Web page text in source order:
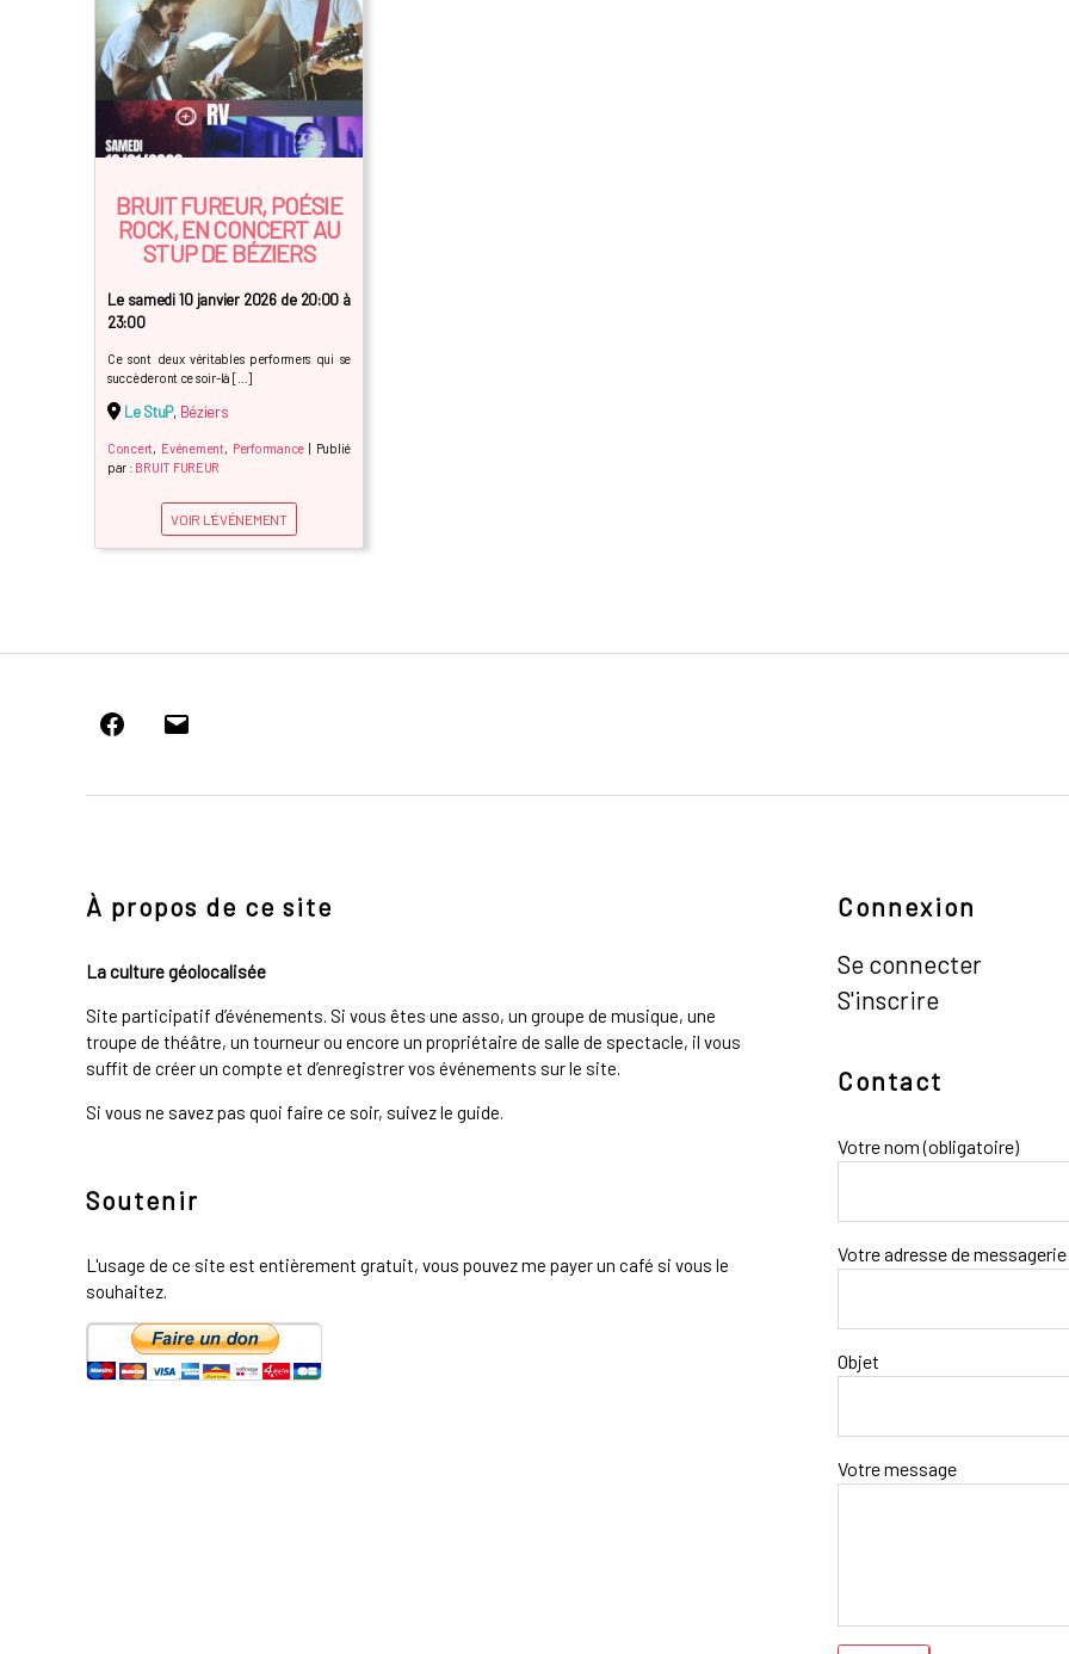
BRUIT FUREUR, POÉSIE
ROCK, EN CONCERT AU
STUP DE BÉZIERS
Le samedi 10 janvier 2026 de 20:00 à
23:00
Ce sont deux véritables performers qui se
succèderont ce soir-là […]
Le StuP, Béziers
Concert, Evénement, Performance | Publié
par : BRUIT FUREUR
VOIR L'ÉVÉNEMENT
Facebook
E-
mail
À propos de ce site
La culture géolocalisée
Site participatif d’événements. Si vous êtes une asso, un groupe de musique, une
troupe de théâtre, un tourneur ou encore un propriétaire de salle de spectacle, il vous
suffit de créer un compte et d’enregistrer vos événements sur le site.
Si vous ne savez pas quoi faire ce soir, suivez le guide.
Soutenir
L'usage de ce site est entièrement gratuit, vous pouvez me payer un café si vous le
souhaitez.
Connexion
Se connecter
S'inscrire
Contact
Votre nom (obligatoire)
Votre adresse de
Objet
Votre message